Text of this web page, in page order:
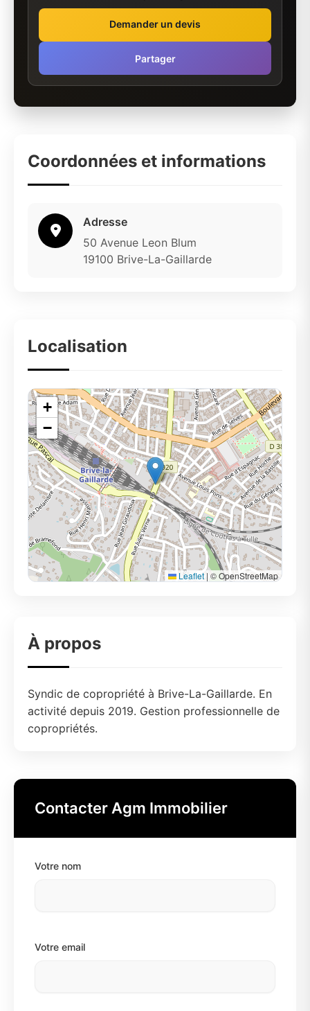
Demander un devis
Partager
Coordonnées et informations
Adresse
50 Avenue Leon Blum
19100 Brive-La-Gaillarde
Localisation
+
−
Leaflet | © OpenStreetMap
À propos
Syndic de copropriété à Brive-La-Gaillarde. En
activité depuis 2019. Gestion professionnelle de
copropriétés.
Contacter Agm Immobilier
Votre nom
Votre email